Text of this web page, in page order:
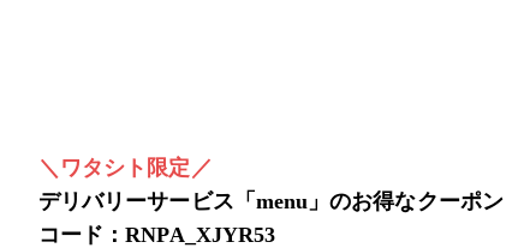
＼ワタシト限定／
デリバリーサービス「menu」のお得なクーポン
コード：RNPA_XJYR53